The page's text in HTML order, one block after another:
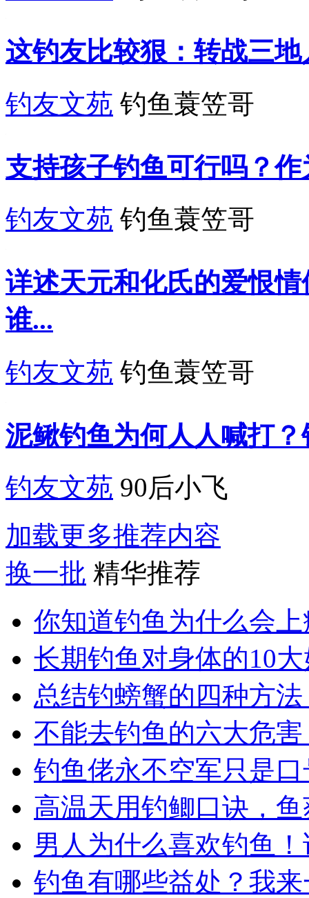
这钓友比较狠：转战三
钓友文苑 钓鱼蓑笠哥
支持孩子钓鱼可行吗？
钓友文苑 钓鱼蓑笠哥
详述天元和化氏的爱恨
谁...
钓友文苑 钓鱼蓑笠哥
泥鳅钓鱼为何人人喊打
钓友文苑 90后小飞
加载更多推荐内容
换一批 精华推荐
你知道钓鱼为什么会
长期钓鱼对身体的10
总结钓螃蟹的四种方
不能去钓鱼的六大危
钓鱼佬永不空军只是
高温天用钓鲫口诀，
男人为什么喜欢钓鱼
钓鱼有哪些益处？我